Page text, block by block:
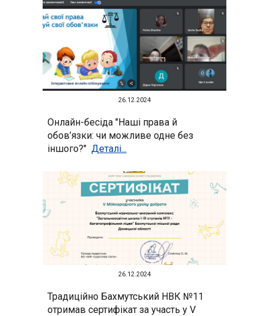
26.12.2024
Онлайн-бесіда "Наші права й
обов’язки: чи можливе одне без
іншого?" Деталі...
26.12.2024
Традиційно Бахмутський НВК №11
отримав сертифікат за участь у V